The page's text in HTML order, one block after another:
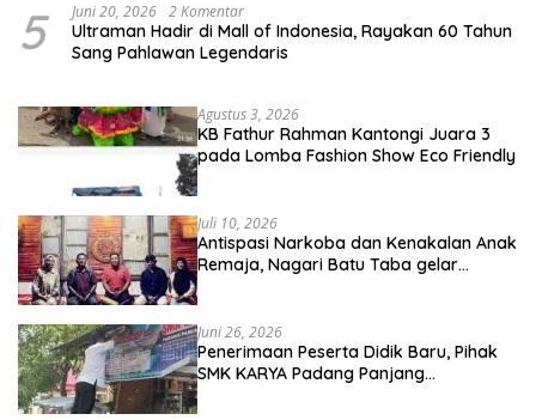
5 Juni 20, 2026 2 Komentar
Ultraman Hadir di Mall of Indonesia, Rayakan 60 Tahun
Sang Pahlawan Legendaris
Agustus 3, 2026
KB Fathur Rahman Kantongi Juara 3
pada Lomba Fashion Show Eco Friendly
Juli 10, 2026
Antispasi Narkoba dan Kenakalan Anak
Remaja, Nagari Batu Taba gelar
Juni 26, 2026
Penerimaan Peserta Didik Baru, Pihak
SMK KARYA Padang Panjang